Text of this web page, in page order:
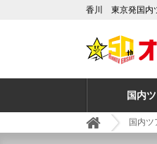
香川 東京発国内
国内
国内ツ